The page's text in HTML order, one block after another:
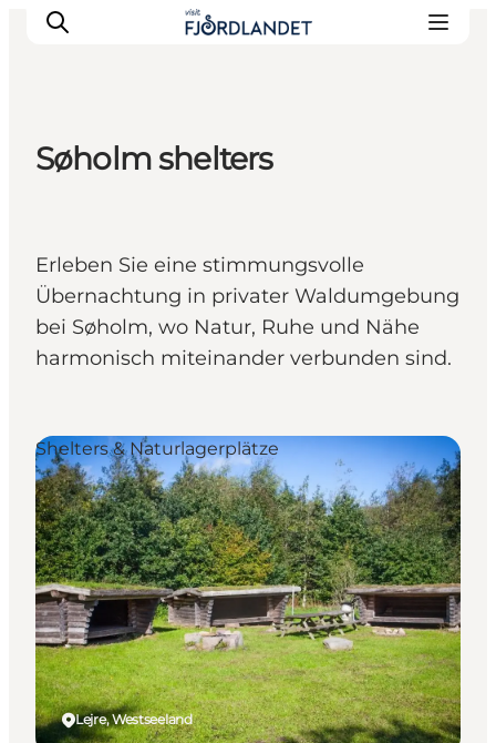
Reiseführer & Inspiration
Unterkünfte
Erlebnisse
Søholm shelters
Erleben Sie eine stimmungsvolle
Übernachtung in privater Waldumgebung
bei Søholm, wo Natur, Ruhe und Nähe
harmonisch miteinander verbunden sind.
Lejre, Westseeland
Shelters & Naturlagerplätze